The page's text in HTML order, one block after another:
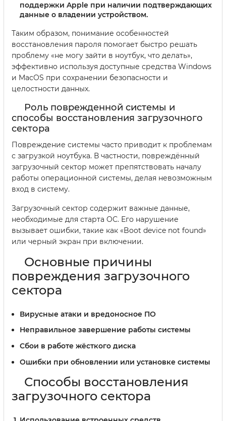
поддержки Apple при наличии подтверждающих
данные о владении устройством.
Таким образом, понимание особенностей
восстановления пароля помогает быстро решать
проблему «не могу зайти в ноутбук, что делать»,
эффективно используя доступные средства Windows
и MacOS при сохранении безопасности и
целостности данных.
Роль поврежденной системы и
способы восстановления загрузочного
сектора
Повреждение системы часто приводит к проблемам
с загрузкой ноутбука. В частности, повреждённый
загрузочный сектор может препятствовать началу
работы операционной системы, делая невозможным
вход в систему.
Загрузочный сектор содержит важные данные,
необходимые для старта ОС. Его нарушение
вызывает ошибки, такие как «Boot device not found»
или черный экран при включении.
Основные причины
повреждения загрузочного
сектора
Вирусные атаки и вредоносное ПО
Неправильное завершение работы системы
Сбои в работе жёсткого диска
Ошибки при обновлении или установке системы
Способы восстановления
загрузочного сектора